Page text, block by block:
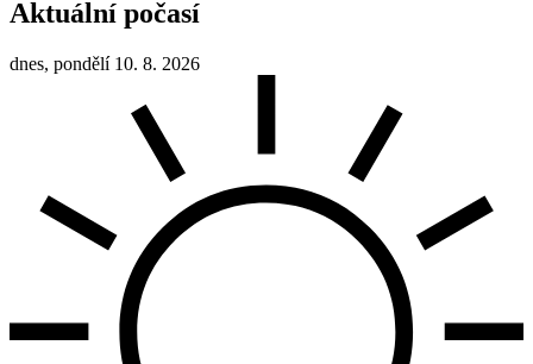
Aktuální počasí
dnes, pondělí 10. 8. 2026